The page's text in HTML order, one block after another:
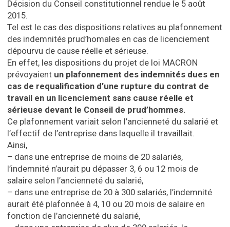
Décision du Conseil constitutionnel rendue le 5 août
2015.
Tel est le cas des dispositions relatives au plafonnement
des indemnités prud’homales en cas de licenciement
dépourvu de cause réelle et sérieuse.
En effet, les dispositions du projet de loi MACRON
prévoyaient un plafonnement des indemnités dues en
cas de requalification d’une rupture du contrat de
travail en un licenciement sans cause réelle et
sérieuse devant le Conseil de prud’hommes.
Ce plafonnement variait selon l’ancienneté du salarié et
l’effectif de l’entreprise dans laquelle il travaillait.
Ainsi,
– dans une entreprise de moins de 20 salariés,
l’indemnité n’aurait pu dépasser 3, 6 ou 12 mois de
salaire selon l’ancienneté du salarié,
– dans une entreprise de 20 à 300 salariés, l’indemnité
aurait été plafonnée à 4, 10 ou 20 mois de salaire en
fonction de l’ancienneté du salarié,